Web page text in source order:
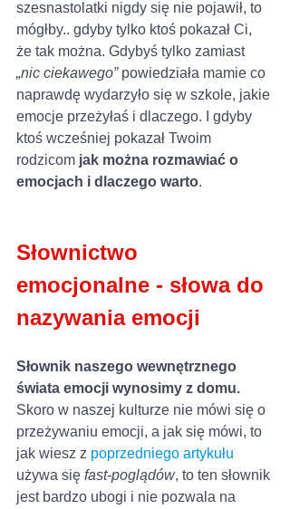
szesnastolatki nigdy się nie pojawił, to
mógłby.. gdyby tylko ktoś pokazał Ci,
że tak można. Gdybyś tylko zamiast
„nic ciekawego” powiedziała mamie co
naprawdę wydarzyło się w szkole, jakie
emocje przeżyłaś i dlaczego. I gdyby
ktoś wcześniej pokazał Twoim
rodzicom jak można rozmawiać o
emocjach i dlaczego warto.
Słownictwo
emocjonalne - słowa do
nazywania emocji
Słownik naszego wewnętrznego
świata emocji wynosimy z domu.
Skoro w naszej kulturze nie mówi się o
przeżywaniu emocji, a jak się mówi, to
jak wiesz z poprzedniego artykułu
używa się fast-poglądów, to ten słownik
jest bardzo ubogi i nie pozwala na